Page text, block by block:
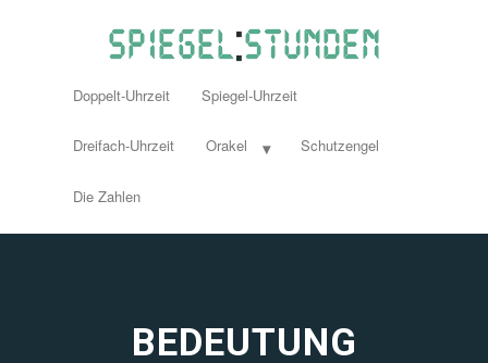
Doppelt-Uhrzeit Spiegel-Uhrzeit
Dreifach-Uhrzeit Orakel Schutzengel
Die Zahlen
BEDEUTUNG